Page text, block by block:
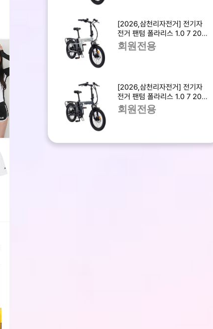
[2026,삼천리자전거] 전기자
전거 팬텀 폴라리스 1.0 7 20,
PAS&스로틀 겸용 / 26.9kg /
회원전용
[2026,삼천리자전거] 전기자
전거 팬텀 폴라리스 1.0 7 20,
PAS전용 / 26.9kg / 완조립,
회원전용
[KIKIMADE] 블루밍래쉬가드